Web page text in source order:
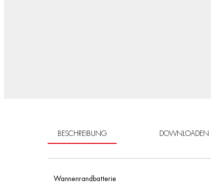
BESCHREIBUNG DOWNLOADEN
Wannenrandbatterie